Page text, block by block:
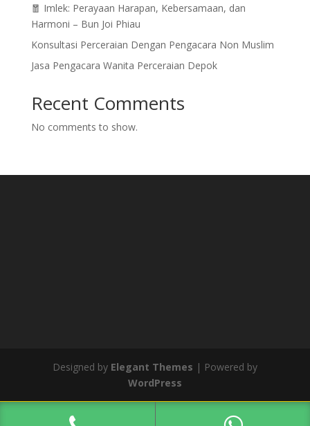
🧧 Imlek: Perayaan Harapan, Kebersamaan, dan
Harmoni – Bun Joi Phiau
Konsultasi Perceraian Dengan Pengacara Non Muslim
Jasa Pengacara Wanita Perceraian Depok
Recent Comments
No comments to show.
Designed by Elegant Themes | Powered by
WordPress